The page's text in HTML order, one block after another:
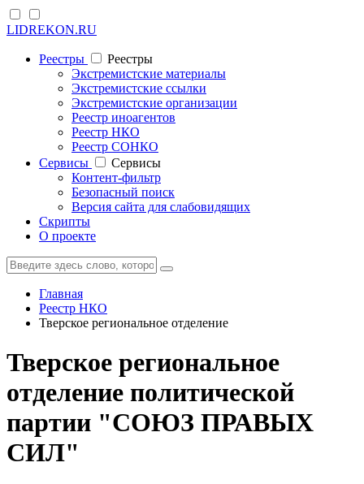
LIDREKON.RU
Реестры
Реестры
Экстремистские материалы
Экстремистские ссылки
Экстремистские организации
Реестр иноагентов
Реестр НКО
Реестр СОНКО
Cервисы
Cервисы
Контент-фильтр
Безопасный поиск
Версия сайта для слабовидящих
Скрипты
О проекте
Главная
Реестр НКО
Тверское региональное отделение
Тверское региональное
отделение политической
партии "СОЮЗ ПРАВЫХ
СИЛ"